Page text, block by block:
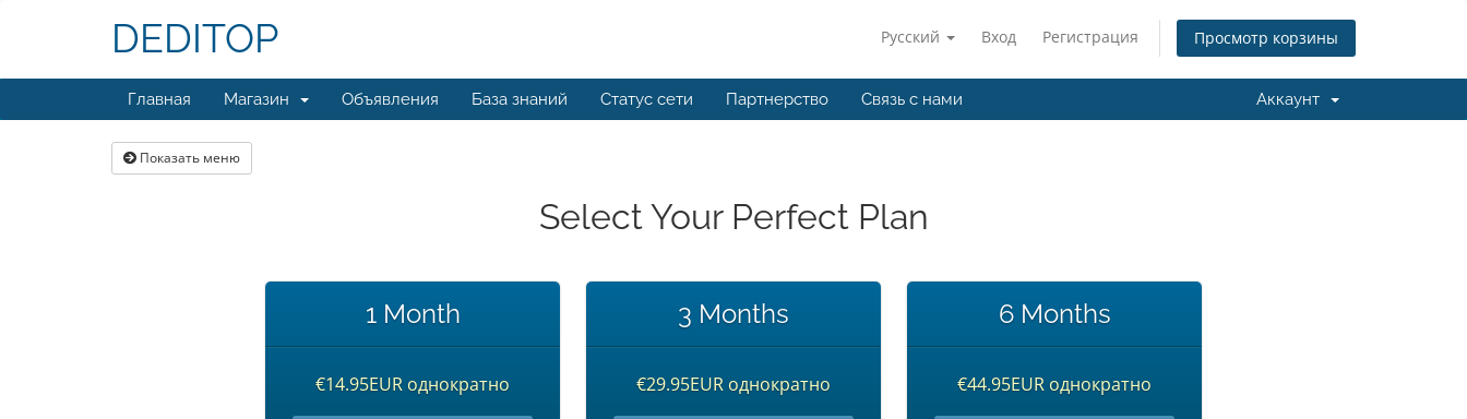
Русский Вход Регистрация Просмотр корзины
DEDITOP
Главная Магазин Объявления База знаний Статус сети Партнерство Связь с нами Аккаунт
Показать меню
Select Your Perfect Plan
1 Month
€14.95EUR однократно
3 Months
€29.95EUR однократно
6 Months
€44.95EUR однократно